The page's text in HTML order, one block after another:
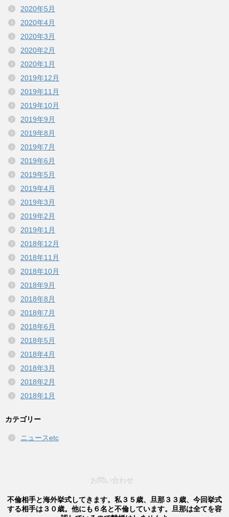
2020年5月
2020年4月
2020年3月
2020年2月
2020年1月
2019年12月
2019年11月
2019年10月
2019年9月
2019年8月
2019年7月
2019年6月
2019年5月
2019年4月
2019年3月
2019年2月
2019年1月
2018年12月
2018年11月
2018年10月
2018年9月
2018年8月
2018年7月
2018年6月
2018年5月
2018年4月
2018年3月
2018年2月
2018年1月
カテゴリー
ニュースetc
お問い合わせ
不倫相手と海外挙式してきます。私３５歳、旦那３３歳、今回挙式
する相手は３０歳。他にも６名と不倫しています。旦那は全てを容